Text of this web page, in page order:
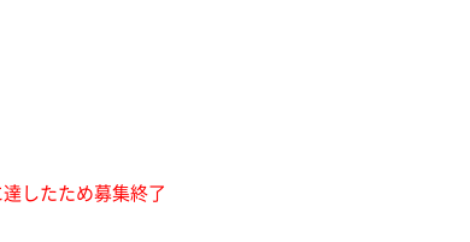
したため募集終了